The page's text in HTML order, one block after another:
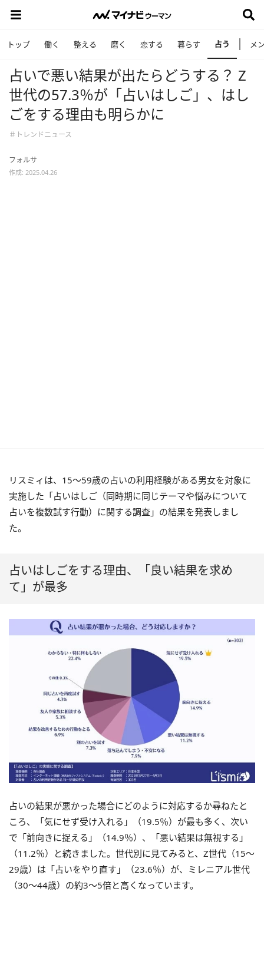
トップ 働く 整える 磨く 恋する 暮らす 占う メ
占いで悪い結果が出たらどうする？ Z
世代の57.3％が「占いはしご」、はし
ごをする理由も明らかに
＃トレンドニュース
フォルサ
作成: 2025.04.26
リスミィは、15～59歳の占いの利用経験がある男女を対象に
実施した「占いはしご（同時期に同じテーマや悩みについて
占いを複数試す行動）に関する調査」の結果を発表しまし
た。
占いはしごをする理由、「良い結果を求め
て」が最多
占いの結果が悪かった場合にどのように対応するか尋ねたと
ころ、「気にせず受け入れる」（19.5％）が最も多く、次い
で「前向きに捉える」（14.9％）、「悪い結果は無視する」
（11.2％）と続きました。世代別に見てみると、Z世代（15～
29歳）は「占いをやり直す」（23.6％）が、ミレニアル世代
（30～44歳）の約3～5倍と高くなっています。